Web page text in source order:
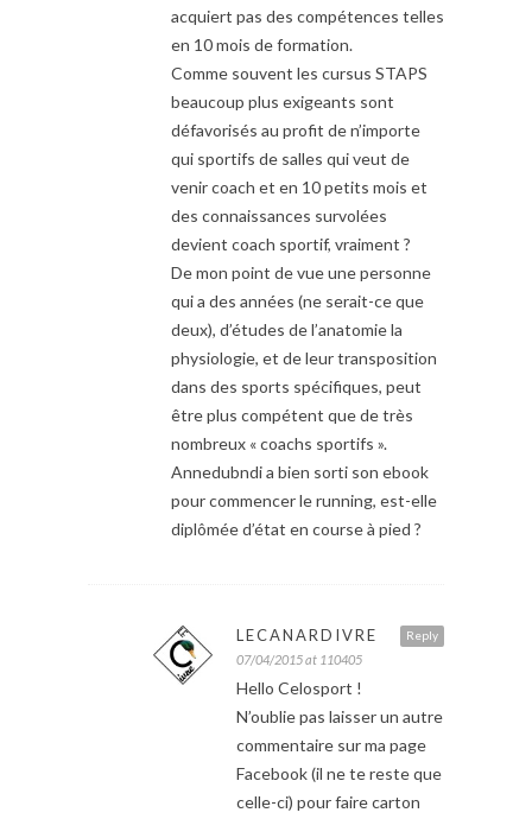
acquiert pas des compétences telles
en 10 mois de formation.
Comme souvent les cursus STAPS
beaucoup plus exigeants sont
défavorisés au profit de n’importe
qui sportifs de salles qui veut de
venir coach et en 10 petits mois et
des connaissances survolées
devient coach sportif, vraiment ?
De mon point de vue une personne
qui a des années (ne serait-ce que
deux), d’études de l’anatomie la
physiologie, et de leur transposition
dans des sports spécifiques, peut
être plus compétent que de très
nombreux « coachs sportifs ».
Annedubndi a bien sorti son ebook
pour commencer le running, est-elle
diplômée d’état en course à pied ?
Reply
LECANARDIVRE
07/04/2015 at 110405
Hello Celosport !
N’oublie pas laisser un autre
commentaire sur ma page
Facebook (il ne te reste que
celle-ci) pour faire carton